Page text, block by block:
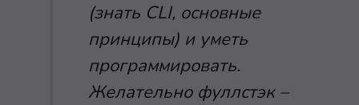
(знать CLI, основные
принципы) и уметь
программировать.
Желательно фуллстэк –